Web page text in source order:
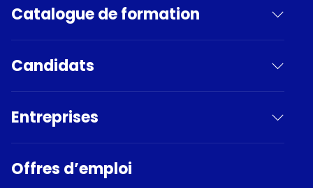
Catalogue de formation
Candidats
Entreprises
Offres d’emploi